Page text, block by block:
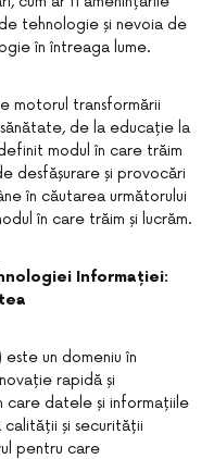
tehnologie și nevoia de
în întreaga lume.
motorul transformării
de la educație la
modul în care trăim
desfășurare și provocări
în căutarea următorului
în care trăim și lucrăm.
Informației:
un domeniu în
rapidă și
care datele și informațiile
calității și securității
pentru care